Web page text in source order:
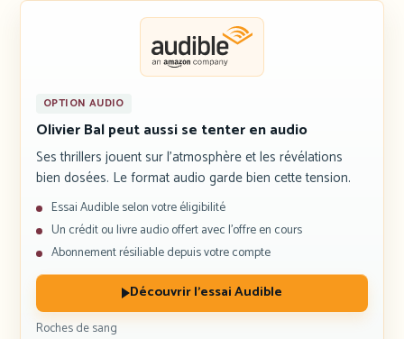
OPTION AUDIO
Olivier Bal peut aussi se tenter en audio
Ses thrillers jouent sur l’atmosphère et les révélations
bien dosées. Le format audio garde bien cette tension.
Essai Audible selon votre éligibilité
Un crédit ou livre audio offert avec l’offre en cours
Abonnement résiliable depuis votre compte
Découvrir l’essai Audible
Roches de sang